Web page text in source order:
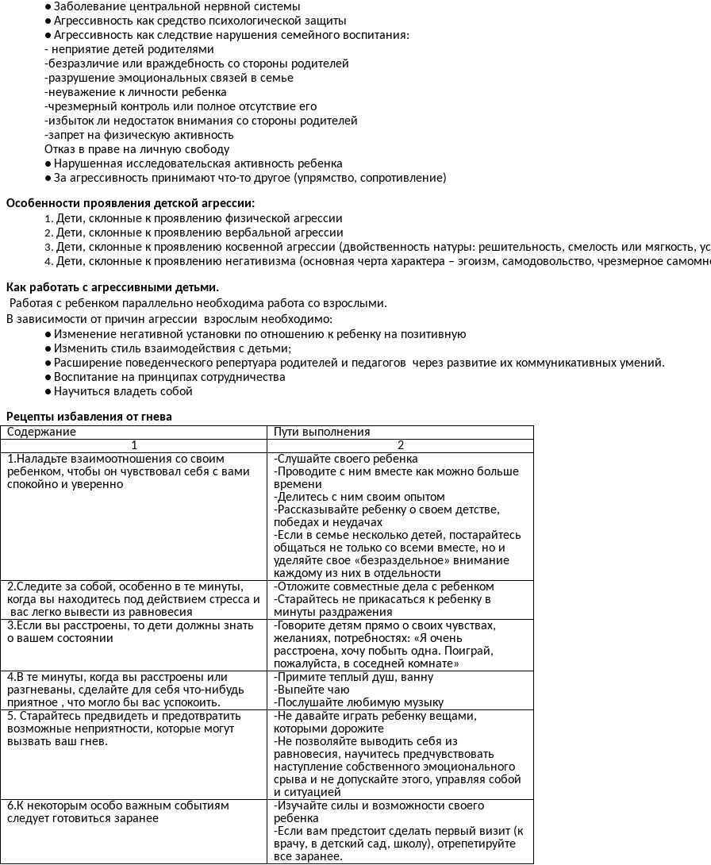
Заболевание центральной нервной системы
Агрессивность как средство психологической защиты
Агрессивность как следствие нарушения семейного воспитания:
- неприятие детей родителями
-безразличие или враждебность со стороны родителей
-разрушение эмоциональных связей в семье
-неуважение к личности ребенка
-чрезмерный контроль или полное отсутствие его
-избыток ли недостаток внимания со стороны родителей
-запрет на физическую активность
Отказ в праве на личную свободу
Нарушенная исследовательская активность ребенка
За агрессивность принимают что-то другое (упрямство, сопротивление)
Особенности проявления детской агрессии:
Дети, склонные к проявлению физической агрессии
Дети, склонные к проявлению вербальной агрессии
Дети, склонные к проявлению косвенной агрессии (двойственность натуры: решительность, смелость или мягкость,
Дети, склонные к проявлению негативизма (основная черта характера – эгоизм, самодовольство, чрезмерное
Как работать с агрессивными детьми.
Работая с ребенком параллельно необходима работа со взрослыми.
В зависимости от причин агрессии взрослым необходимо:
Изменение негативной установки по отношению к ребенку на позитивную
Изменить стиль взаимодействия с детьми;
Расширение поведенческого репертуара родителей и педагогов через развитие их коммуникативных умений.
Воспитание на принципах сотрудничества
Научиться владеть собой
Рецепты избавления от гнева
Содержание
Пути выполнения
1
2
1.Наладьте взаимоотношения со своим
ребенком, чтобы он чувствовал себя с вами
спокойно и уверенно
-Слушайте своего ребенка
-Проводите с ним вместе как можно больше
времени
-Делитесь с ним своим опытом
-Рассказывайте ребенку о своем детстве,
победах и неудачах
-Если в семье несколько детей, постарайтесь
общаться не только со всеми вместе, но и
уделяйте свое «безраздельное» внимание
каждому из них в отдельности
2.Следите за собой, особенно в те минуты,
когда вы находитесь под действием стресса и
вас легко вывести из равновесия
-Отложите совместные дела с ребенком
-Старайтесь не прикасаться к ребенку в
минуты раздражения
3.Если вы расстроены, то дети должны знать
о вашем состоянии
-Говорите детям прямо о своих чувствах,
желаниях, потребностях: «Я очень
расстроена, хочу побыть одна. Поиграй,
пожалуйста, в соседней комнате»
4.В те минуты, когда вы расстроены или
разгневаны, сделайте для себя что-нибудь
приятное , что могло бы вас успокоить.
-Примите теплый душ, ванну
-Выпейте чаю
-Послушайте любимую музыку
5. Старайтесь предвидеть и предотвратить
возможные неприятности, которые могут
вызвать ваш гнев.
-Не давайте играть ребенку вещами,
которыми дорожите
-Не позволяйте выводить себя из
равновесия, научитесь предчувствовать
наступление собственного эмоционального
срыва и не допускайте этого, управляя собой
и ситуацией
6.К некоторым особо важным событиям
следует готовиться заранее
-Изучайте силы и возможности своего
ребенка
-Если вам предстоит сделать первый визит (к
врачу, в детский сад, школу), отрепетируйте
все заранее.